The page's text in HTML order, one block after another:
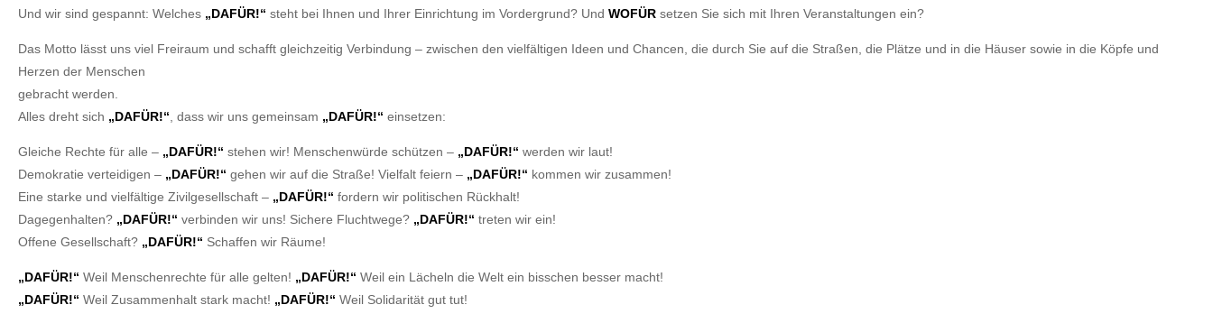
Und wir sind gespannt: Welches „DAFÜR!“ steht bei Ihnen und Ihrer Einrichtung im Vordergrund? Und WOFÜR setzen Sie sich mit Ihren Veranstaltungen ein?
Das Motto lässt uns viel Freiraum und schafft gleichzeitig Verbindung – zwischen den vielfältigen Ideen und Chancen, die durch Sie auf die Straßen, die Plätze und in die Häuser sowie in die Köpfe und
Herzen der Menschen
gebracht werden.
Alles dreht sich „DAFÜR!“, dass wir uns gemeinsam „DAFÜR!“ einsetzen:
Gleiche Rechte für alle – „DAFÜR!“ stehen wir! Menschenwürde schützen – „DAFÜR!“ werden wir laut!
Demokratie verteidigen – „DAFÜR!“ gehen wir auf die Straße! Vielfalt feiern – „DAFÜR!“ kommen wir zusammen!
Eine starke und vielfältige Zivilgesellschaft – „DAFÜR!“ fordern wir politischen Rückhalt!
Dagegenhalten? „DAFÜR!“ verbinden wir uns! Sichere Fluchtwege? „DAFÜR!“ treten wir ein!
Offene Gesellschaft? „DAFÜR!“ Schaffen wir Räume!
„DAFÜR!“ Weil Menschenrechte für alle gelten! „DAFÜR!“ Weil ein Lächeln die Welt ein bisschen besser macht!
„DAFÜR!“ Weil Zusammenhalt stark macht! „DAFÜR!“ Weil Solidarität gut tut!